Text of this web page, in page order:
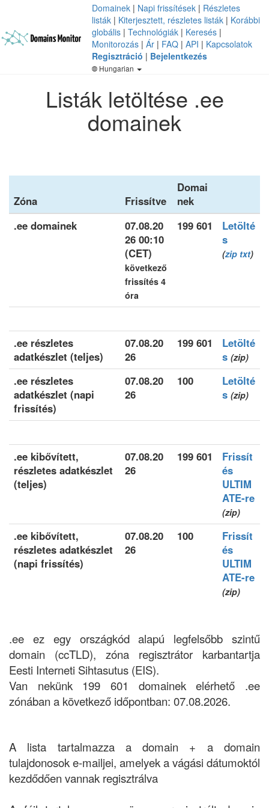
Domainek | Napi frissítések | Részletes
listák | Kiterjesztett, részletes listák | Korábbi
globális | Technológiák | Keresés |
Monitorozás | Ár | FAQ | API | Kapcsolatok
Regisztráció | Bejelentkezés
Hungarian
Listák letöltése .ee
domainek
Zóna Frissítve
Domai
nek
.ee domainek
07.08.20
26 00:10
(CET)
következő
frissítés 4
óra
199 601
Letölté
s
(zip txt)
.ee részletes
adatkészlet (teljes)
07.08.20
26
199 601
Letölté
s (zip)
.ee részletes
adatkészlet (napi
frissítés)
07.08.20
26
100
Letölté
s (zip)
.ee kibővített,
részletes adatkészlet
(teljes)
07.08.20
26
199 601
Frissít
és
ULTIM
ATE-re
(zip)
.ee kibővített,
részletes adatkészlet
(napi frissítés)
07.08.20
26
100
Frissít
és
ULTIM
ATE-re
(zip)
.ee ez egy országkód alapú legfelsőbb szintű
domain (ccTLD), zóna regisztrátor karbantartja
Eesti Interneti Sihtasutus (EIS).
Van nekünk 199 601 domainek elérhető .ee
zónában a következő időpontban: 07.08.2026.
A lista tartalmazza a domain + a domain
tulajdonosok e-mailjei, amelyek a vágási dátumoktól
kezdődően vannak regisztrálva